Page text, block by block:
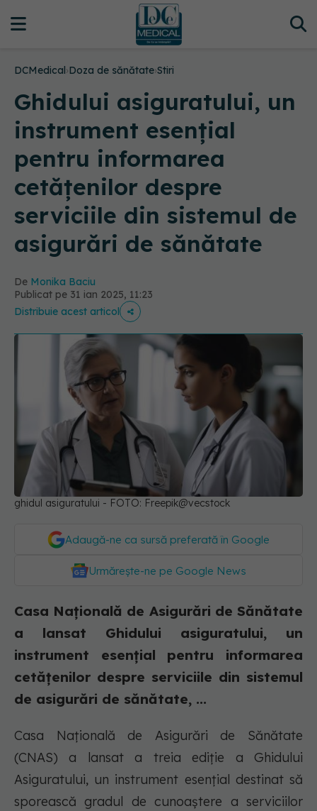
DCMedical›Doza de sănătate›Stiri
Ghidului asiguratului, un
instrument esențial
pentru informarea
cetățenilor despre
serviciile din sistemul de
asigurări de sănătate
De Monika Baciu
Publicat pe 31 ian 2025, 11:23
Distribuie acest articol
ghidul asiguratului - FOTO: Freepik@vecstock
Adaugă-ne ca sursă preferată în Google
Urmărește-ne pe Google News
Casa Națională de Asigurări de Sănătate
a lansat Ghidului asiguratului, un
instrument esențial pentru informarea
cetățenilor despre serviciile din sistemul
de asigurări de sănătate, ...
Casa Națională de Asigurări de Sănătate
(CNAS) a lansat a treia ediție a Ghidului
Asiguratului, un instrument esențial destinat să
sporească gradul de cunoaștere a serviciilor